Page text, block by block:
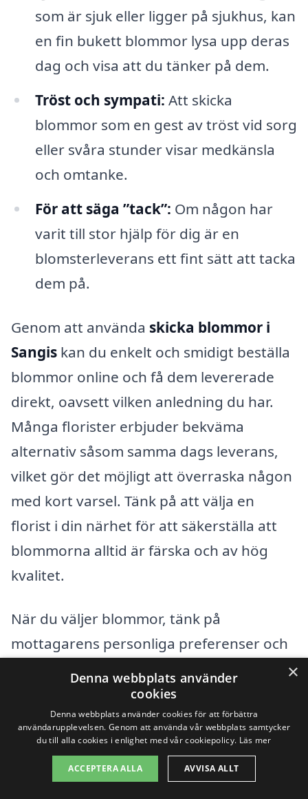
som är sjuk eller ligger på sjukhus, kan
en fin bukett blommor lysa upp deras
dag och visa att du tänker på dem.
Tröst och sympati: Att skicka
blommor som en gest av tröst vid sorg
eller svåra stunder visar medkänsla
och omtanke.
För att säga ”tack”: Om någon har
varit till stor hjälp för dig är en
blomsterleverans ett fint sätt att tacka
dem på.
Genom att använda skicka blommor i
Sangis kan du enkelt och smidigt beställa
blommor online och få dem levererade
direkt, oavsett vilken anledning du har.
Många florister erbjuder bekväma
alternativ såsom samma dags leverans,
vilket gör det möjligt att överraska någon
med kort varsel. Tänk på att välja en
florist i din närhet för att säkerställa att
blommorna alltid är färska och av hög
kvalitet.
När du väljer blommor, tänk på
mottagarens personliga preferenser och
den typ av tillfälle som blommorna ska
förknippas med. En ljus och färgglad
bukett kan passa perfekt för en festlig
födelsedag, medan en mer subtil och
elegant bukett kan vara mer lämplig för
×
Denna webbplats använder
cookies
Denna webbplats använder cookies för att förbättra
användarupplevelsen. Genom att använda vår webbplats samtycker
du till alla cookies i enlighet med vår cookiepolicy. Läs mer
ACCEPTERA ALLA AVVISA ALLT